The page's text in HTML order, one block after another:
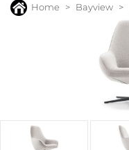
Home Bayview